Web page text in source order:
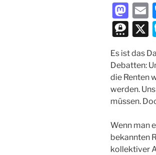
M
a
st
o
d
o
n
l
T
hr
e
e
m
a
Es ist das
Debatten:
die Renten
werden.
müssen.
Wenn man
bekannten
kollektiver